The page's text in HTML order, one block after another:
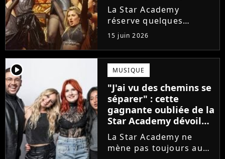
écoutée de l'histoire
de l'émission !
La Star Academy
réserve quelques
surprises. Cette
gagnante totalement
oubliée de l'émission
est aujourd'hui plus
écoutée en streaming
que Jenifer et Nolwenn
Leroy !
15 juin 2026
player2 MUSIQUE
"J'ai vu des chemins se
séparer" : cette
gagnante oubliée de la
Star Academy dévoile
l'envers du décor du
métier
La Star Academy ne
mène pas toujours au